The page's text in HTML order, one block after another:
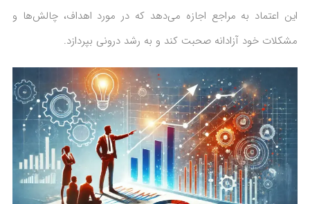
این اعتماد به مراجع اجازه می‌دهد که در مورد اهداف، چالش‌ها و
مشکلات خود آزادانه صحبت کند و به رشد درونی بپردازد.